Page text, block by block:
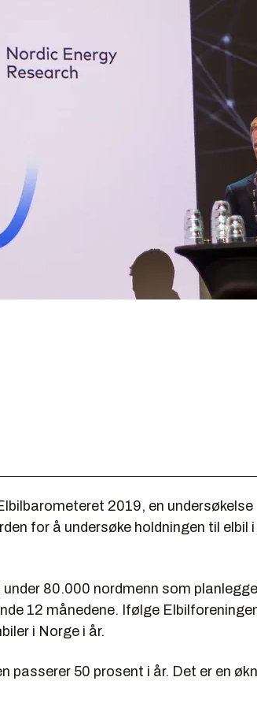
2019, en undersøkelse
for å undersøke holdningen til elbil i
80.000 nordmenn som
12 månedene. Ifølge
i Norge i år.
passerer 50 prosent i år. Det er en